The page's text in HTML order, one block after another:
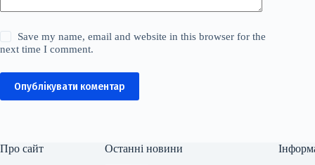
Save my name, email and website in this browser for the
next time I comment.
Опублікувати коментар
Про сайт Останні новини